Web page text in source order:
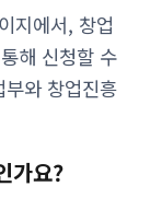
지에서, 창업
해 신청할 수
와 창업진흥
가요?